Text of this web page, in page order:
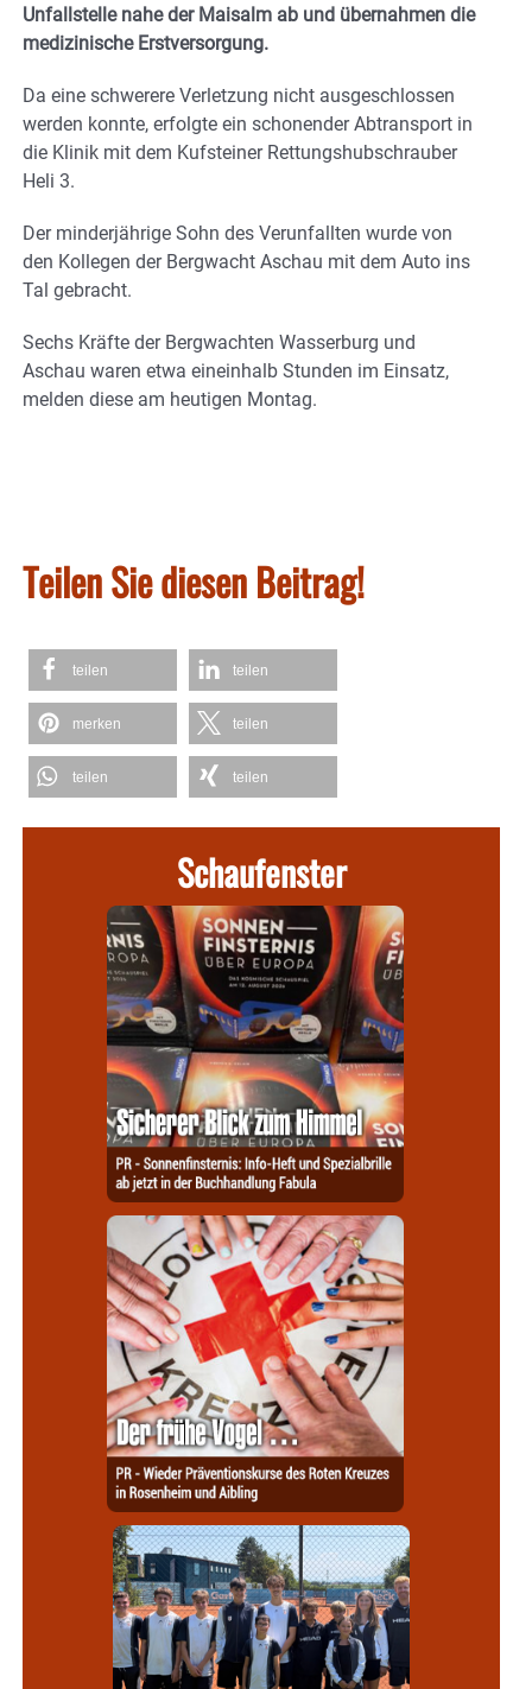
Unfallstelle nahe der Maisalm ab und übernahmen die
medizinische Erstversorgung.
Da eine schwerere Verletzung nicht ausgeschlossen
werden konnte, erfolgte ein schonender Abtransport in
die Klinik mit dem Kufsteiner Rettungshubschrauber
Heli 3.
Der minderjährige Sohn des Verunfallten wurde von
den Kollegen der Bergwacht Aschau mit dem Auto ins
Tal gebracht.
Sechs Kräfte der Bergwachten Wasserburg und
Aschau waren etwa eineinhalb Stunden im Einsatz,
melden diese am heutigen Montag.
Teilen Sie diesen Beitrag!
teilen teilen
merken teilen
teilen teilen
Schaufenster